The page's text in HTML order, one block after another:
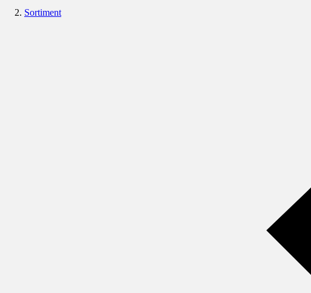
Sortiment